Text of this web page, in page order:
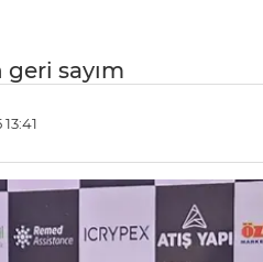
sayım